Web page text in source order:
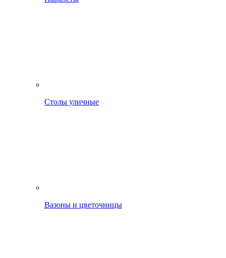
Столы уличные
Вазоны и цветочницы